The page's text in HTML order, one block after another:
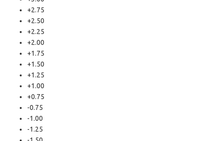
+2.75
+2.50
+2.25
+2.00
+1.75
+1.50
+1.25
+1.00
+0.75
-0.75
-1.00
-1.25